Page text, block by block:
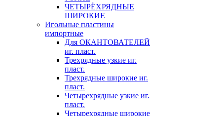
ЧЕТЫРЁХРЯДНЫЕ
ШИРОКИЕ
Игольные пластины
импортные
Для ОКАНТОВАТЕЛЕЙ
иг. пласт.
Трехрядные узкие иг.
пласт.
Трехрядные широкие иг.
пласт.
Четырехрядные узкие иг.
пласт.
Четырехрядные широкие